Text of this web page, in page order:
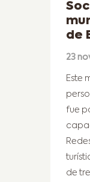
de
23
Este
fue
de